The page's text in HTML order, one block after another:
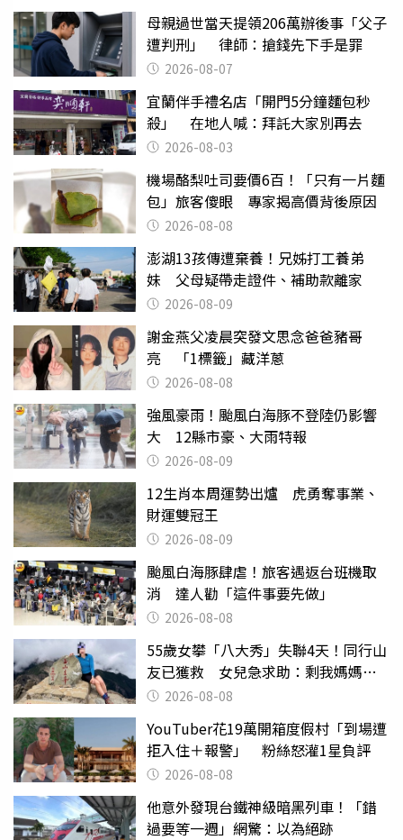
母親過世當天提領206萬辦後事「父子
遭判刑」 律師：搶錢先下手是罪
2026-08-07
宜蘭伴手禮名店「開門5分鐘麵包秒
殺」 在地人喊：拜託大家別再去
2026-08-03
機場酪梨吐司要價6百！「只有一片麵
包」旅客傻眼 專家揭高價背後原因
2026-08-08
澎湖13孩傳遭棄養！兄姊打工養弟
妹 父母疑帶走證件、補助款離家
2026-08-09
謝金燕父凌晨突發文思念爸爸豬哥
亮 「1標籤」藏洋蔥
2026-08-08
強風豪雨！颱風白海豚不登陸仍影響
大 12縣市豪、大雨特報
2026-08-09
12生肖本周運勢出爐 虎勇奪事業、
財運雙冠王
2026-08-09
颱風白海豚肆虐！旅客遇返台班機取
消 達人勸「這件事要先做」
2026-08-08
55歲女攀「八大秀」失聯4天！同行山
友已獲救 女兒急求助：剩我媽媽還
沒找到
2026-08-08
YouTuber花19萬開箱度假村「到場遭
拒入住＋報警」 粉絲怒灌1星負評
2026-08-08
他意外發現台鐵神級暗黑列車！「錯
過要等一週」網驚：以為絕跡